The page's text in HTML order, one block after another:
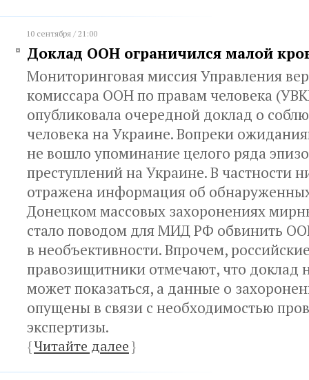
10 сентября / 21:00
Доклад ООН ограничился малой
Мониторинговая миссия Управления
комиссара ООН по правам человека
опубликовала очередной доклад о
человека на Украине. Вопреки
не вошло упоминание целого ряда
преступлений на Украине. В частности
отражена информация об
Донецком массовых захоронениях
стало поводом для МИД РФ обвинить
в необъективности. Впрочем,
правозищитники отмечают, что доклад
может показаться, а данные о
опущены в связи с необходимостью
экспертизы.
{Читайте далее}